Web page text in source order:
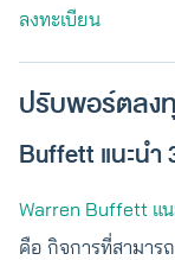
ลงทะเบียน
ปรับพอร์ตลง
Buffett แนะนำ
Warren Buffett แ
คือ กิจการที่สามาร